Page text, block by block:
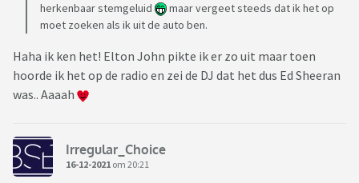
herkenbaar stemgeluid
maar vergeet steeds dat ik het op
moet zoeken als ik uit de auto ben.
Haha ik ken het! Elton John pikte ik er zo uit maar toen
hoorde ik het op de radio en zei de DJ dat het dus Ed Sheeran
was.. Aaaah
Irregular_Choice
16-12-2021 om 20:21